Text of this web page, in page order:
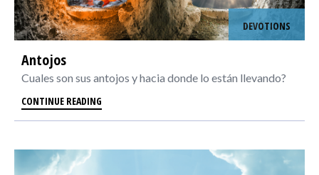
DEVOTIONS
Antojos
Cuales son sus antojos y hacia donde lo están llevando?
CONTINUE READING